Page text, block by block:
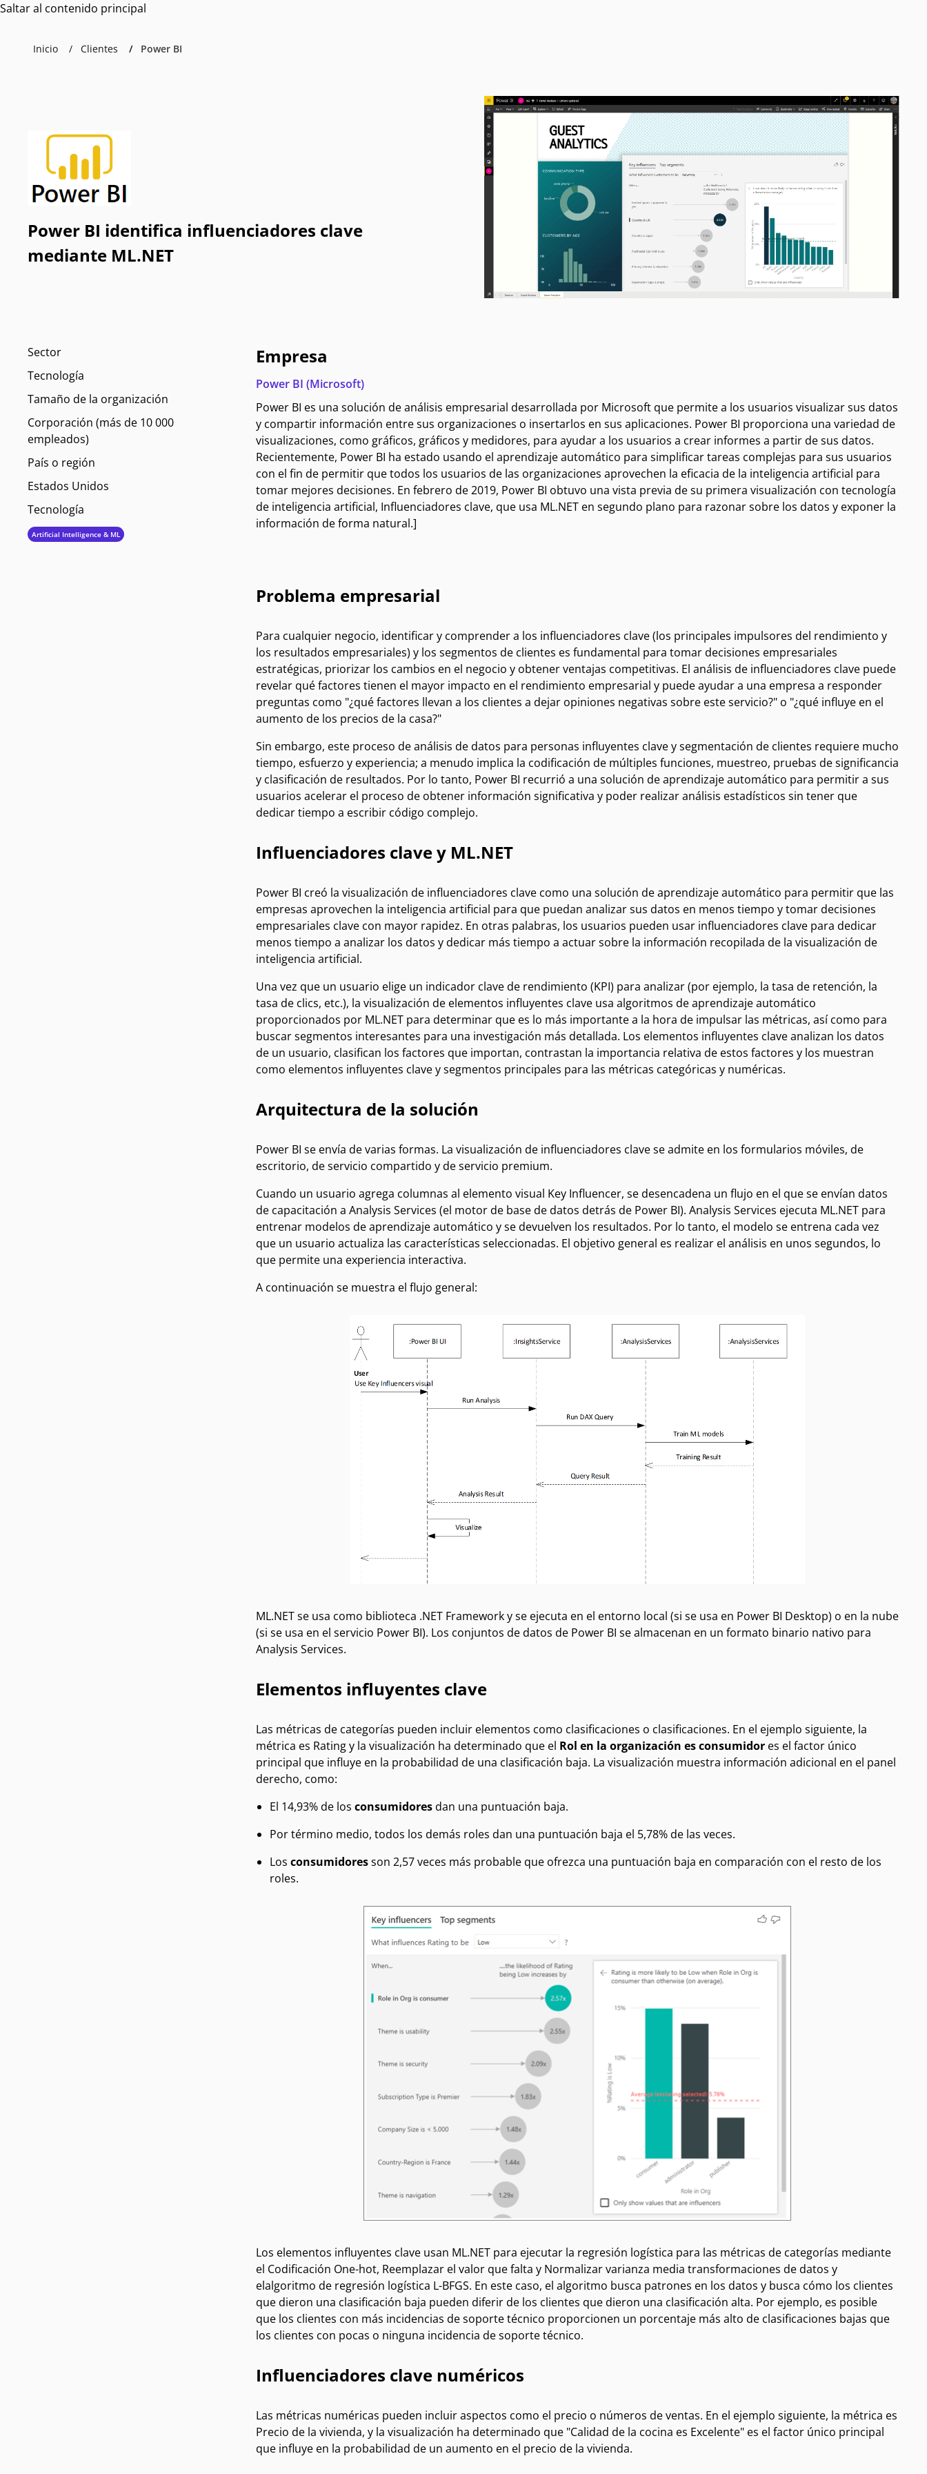
Saltar al contenido principal
Inicio Clientes Power BI
Power BI identifica influenciadores clave
mediante ML.NET
Sector
Tecnología
Tamaño de la organización
Corporación (más de 10 000
empleados)
País o región
Estados Unidos
Tecnología
Artificial Intelligence & ML
Empresa
Power BI (Microsoft)
Power BI es una solución de análisis empresarial desarrollada por Microsoft que permite a los usuarios visualizar sus datos
y compartir información entre sus organizaciones o insertarlos en sus aplicaciones. Power BI proporciona una variedad de
visualizaciones, como gráficos, gráficos y medidores, para ayudar a los usuarios a crear informes a partir de sus datos.
Recientemente, Power BI ha estado usando el aprendizaje automático para simplificar tareas complejas para sus usuarios
con el fin de permitir que todos los usuarios de las organizaciones aprovechen la eficacia de la inteligencia artificial para
tomar mejores decisiones. En febrero de 2019, Power BI obtuvo una vista previa de su primera visualización con tecnología
de inteligencia artificial, Influenciadores clave, que usa ML.NET en segundo plano para razonar sobre los datos y exponer la
información de forma natural.]
Problema empresarial
Para cualquier negocio, identificar y comprender a los influenciadores clave (los principales impulsores del rendimiento y
los resultados empresariales) y los segmentos de clientes es fundamental para tomar decisiones empresariales
estratégicas, priorizar los cambios en el negocio y obtener ventajas competitivas. El análisis de influenciadores clave puede
revelar qué factores tienen el mayor impacto en el rendimiento empresarial y puede ayudar a una empresa a responder
preguntas como "¿qué factores llevan a los clientes a dejar opiniones negativas sobre este servicio?" o "¿qué influye en el
aumento de los precios de la casa?"
Sin embargo, este proceso de análisis de datos para personas influyentes clave y segmentación de clientes requiere mucho
tiempo, esfuerzo y experiencia; a menudo implica la codificación de múltiples funciones, muestreo, pruebas de significancia
y clasificación de resultados. Por lo tanto, Power BI recurrió a una solución de aprendizaje automático para permitir a sus
usuarios acelerar el proceso de obtener información significativa y poder realizar análisis estadísticos sin tener que
dedicar tiempo a escribir código complejo.
Influenciadores clave y ML.NET
Power BI creó la visualización de influenciadores clave como una solución de aprendizaje automático para permitir que las
empresas aprovechen la inteligencia artificial para que puedan analizar sus datos en menos tiempo y tomar decisiones
empresariales clave con mayor rapidez. En otras palabras, los usuarios pueden usar influenciadores clave para dedicar
menos tiempo a analizar los datos y dedicar más tiempo a actuar sobre la información recopilada de la visualización de
inteligencia artificial.
Una vez que un usuario elige un indicador clave de rendimiento (KPI) para analizar (por ejemplo, la tasa de retención, la
tasa de clics, etc.), la visualización de elementos influyentes clave usa algoritmos de aprendizaje automático
proporcionados por ML.NET para determinar que es lo más importante a la hora de impulsar las métricas, así como para
buscar segmentos interesantes para una investigación más detallada. Los elementos influyentes clave analizan los datos
de un usuario, clasifican los factores que importan, contrastan la importancia relativa de estos factores y los muestran
como elementos influyentes clave y segmentos principales para las métricas categóricas y numéricas.
Arquitectura de la solución
Power BI se envía de varias formas. La visualización de influenciadores clave se admite en los formularios móviles, de
escritorio, de servicio compartido y de servicio premium.
Cuando un usuario agrega columnas al elemento visual Key Influencer, se desencadena un flujo en el que se envían datos
de capacitación a Analysis Services (el motor de base de datos detrás de Power BI). Analysis Services ejecuta ML.NET para
entrenar modelos de aprendizaje automático y se devuelven los resultados. Por lo tanto, el modelo se entrena cada vez
que un usuario actualiza las características seleccionadas. El objetivo general es realizar el análisis en unos segundos, lo
que permite una experiencia interactiva.
A continuación se muestra el flujo general:
ML.NET se usa como biblioteca .NET Frameworky se ejecuta en el entorno local (si se usa en Power BI Desktop) o en la nube
(si se usa en el servicio Power BI). Los conjuntos de datos de Power BI se almacenan en un formato binario nativo para
Analysis Services.
Elementos influyentes clave
Las métricas de categorías pueden incluir elementos como clasificaciones o clasificaciones. En el ejemplo siguiente, la
métrica es Rating y la visualización ha determinado que el Rol en la organización es consumidores el factor único
principal que influye en la probabilidad de una clasificación baja. La visualización muestra información adicional en el panel
derecho, como:
El 14,93% de los consumidoresdan una puntuación baja.
Por término medio, todos los demás roles dan una puntuación baja el 5,78% de las veces.
Los consumidoresson 2,57 veces más probable que ofrezca una puntuación baja en comparación con el resto de los
roles.
Los elementos influyentes clave usan ML.NET para ejecutar la regresión logística para las métricas de categorías mediante
el Codificación One-hot, Reemplazar el valor que falta y Normalizar varianza media transformaciones de datos y
elalgoritmo de regresión logística L-BFGS. En este caso, el algoritmo busca patrones en los datos y busca cómo los clientes
que dieron una clasificación baja pueden diferir de los clientes que dieron una clasificación alta. Por ejemplo, es posible
que los clientes con más incidencias de soporte técnico proporcionen un porcentaje más alto de clasificaciones bajas que
los clientes con pocas o ninguna incidencia de soporte técnico.
Influenciadores clave numéricos
Las métricas numéricas pueden incluir aspectos como el precio o números de ventas. En el ejemplo siguiente, la métrica es
Precio de la vivienda, y la visualización ha determinado que "Calidad de la cocina es Excelente" es el factor único principal
que influye en la probabilidad de un aumento en el precio de la vivienda.